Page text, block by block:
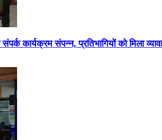
कार्यक्रम संपन्न, प्रतिभागियों को मिला